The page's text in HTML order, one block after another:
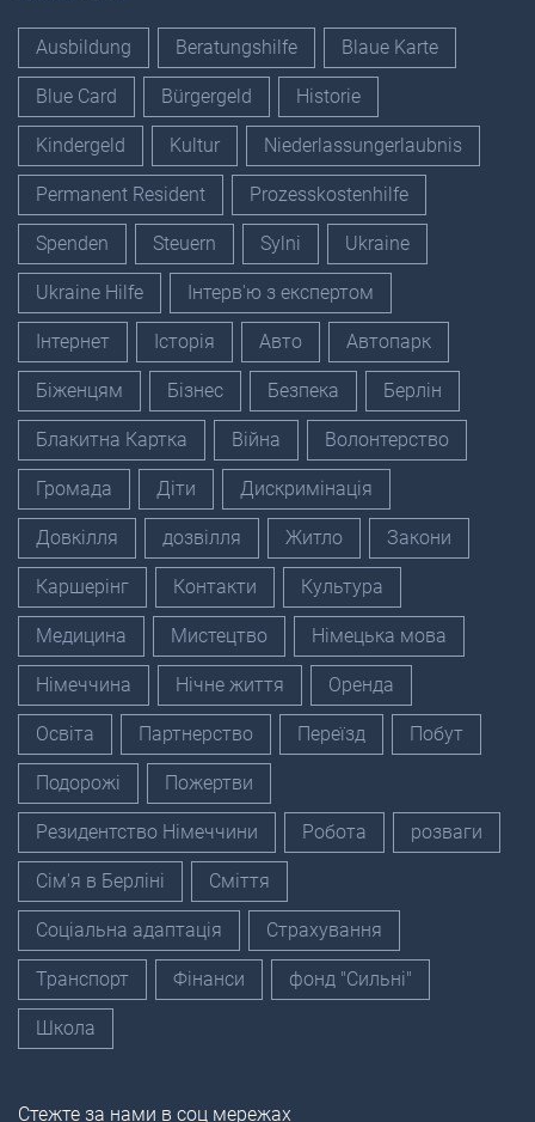
Ausbildung Beratungshilfe Blaue Karte
Blue Card Bürgergeld Historie
Kindergeld Kultur Niederlassungerlaubnis
Permanent Resident Prozesskostenhilfe
Spenden Steuern Sylni Ukraine
Ukraine Hilfe Інтерв'ю з експертом
Інтернет Історія Авто Автопарк
Біженцям Бізнес Безпека Берлін
Блакитна Картка Війна Волонтерство
Громада Діти Дискримінація
Довкілля дозвілля Житло Закони
Каршерінг Контакти Культура
Медицина Мистецтво Німецька мова
Німеччина Нічне життя Оренда
Освіта Партнерство Переїзд Побут
Подорожі Пожертви
Резидентство Німеччини Робота розваги
Сім'я в Берліні Сміття
Соціальна адаптація Страхування
Транспорт Фінанси фонд "Сильні"
Школа
Стежте за нами в соц мережах